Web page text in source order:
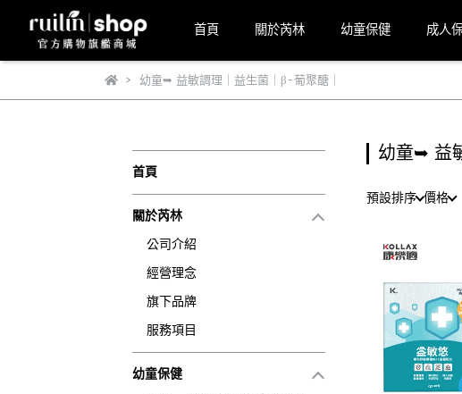
首頁 關於芮林 幼童保健 成人
幼童➥ 益敏調理｜益生菌｜β-葡聚醣｜
首頁
關於芮林
公司介紹
經營理念
旗下品牌
服務項目
幼童保健
幼童➥ 益
預設排序 價格